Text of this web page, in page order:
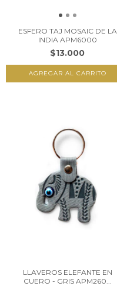
ESFERO TAJ MOSAIC DE LA
INDIA APM6000
$13.000
LLAVEROS ELEFANTE EN
CUERO - GRIS APM260...